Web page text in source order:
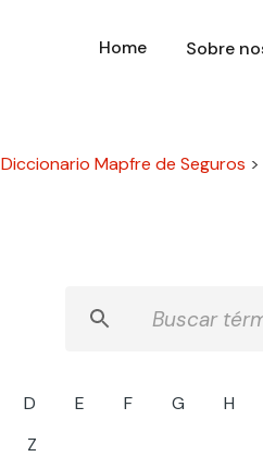
Home Sobre
Diccionario Mapfre de Seguros >
D E F G H
Z